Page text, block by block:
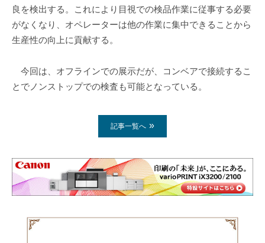
良を検出する。これにより目視での検品作業に従事する必要
がなくなり、オペレーターは他の作業に集中できることから
生産性の向上に貢献する。
今回は、オフラインでの展示だが、コンベアで接続するこ
とでノンストップでの検査も可能となっている。
記事一覧へ